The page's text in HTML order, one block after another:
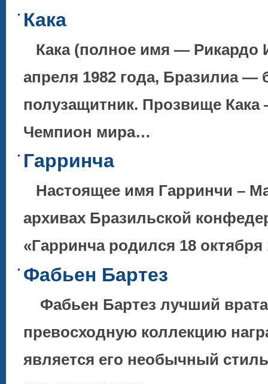
Кака
Кака (полное имя — Рикардо
апреля 1982 года, Бразилиа —
полузащитник. Прозвище
Чемпион мира…
Гарринча
Настоящее имя Гарринчи –
архивах Бразильской
«Гарринча родился 18
Фабьен Бартез
Фабьен Бартез лучший
превосходную коллекцию
является его необычный